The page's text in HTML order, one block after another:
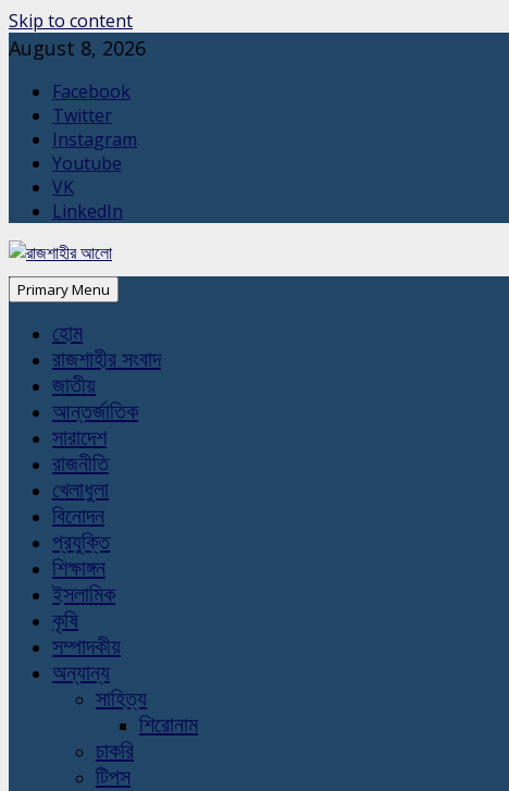
Skip to content
August 8, 2026
Facebook
Twitter
Instagram
Youtube
VK
LinkedIn
Primary Menu
হোম
রাজশাহীর সংবাদ
জাতীয়
আন্তর্জাতিক
সারাদেশ
রাজনীতি
খেলাধুলা
বিনোদন
প্রযুক্তি
শিক্ষাঙ্গন
ইসলামিক
কৃষি
সম্পাদকীয়
অন্যান্য
সাহিত্য
শিরোনাম
চাকরি
টিপস